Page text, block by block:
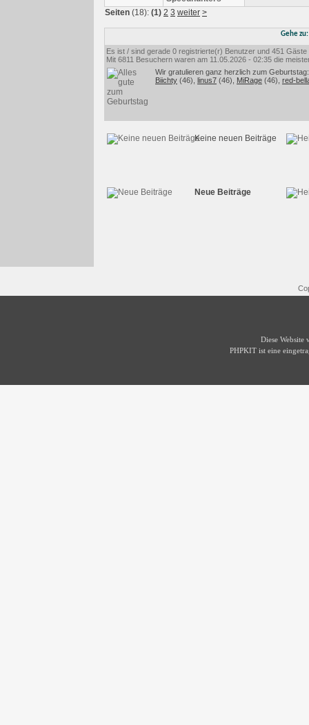
Seiten (18): (1) 2 3 weiter >
Gehe
Es ist / sind gerade 0 registrierte(r) Benutzer und 451
Mit 6811 Besuchern waren am 11.05.2026 - 02:35 die
Wir gratulieren ganz herzlich zum Geburtstag:
Biichty (46), linus7 (46), MiRage (46), red-
Keine neuen Beiträge
Neue Beiträge
Diese Website
PHPKIT ist eine